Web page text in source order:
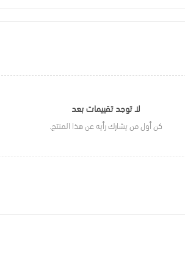
لا توجد تقييمات بعد
كن أول من يشارك رأيه عن هذا المنتج.